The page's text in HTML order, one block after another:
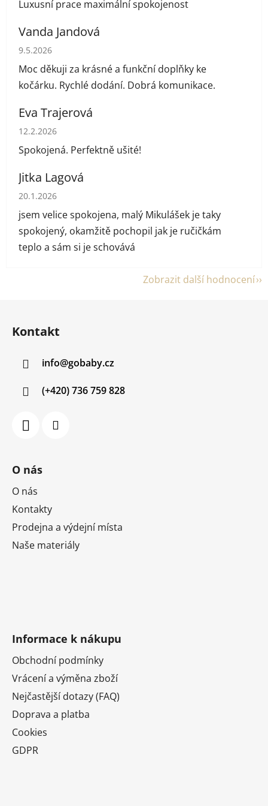
Luxusní prace maximální spokojenost
Vanda Jandová
Hodnocení obchodu je 5 z 5 hvězdiček.
9.5.2026
Moc děkuji za krásné a funkční doplňky ke
kočárku. Rychlé dodání. Dobrá komunikace.
Eva Trajerová
Hodnocení obchodu je 5 z 5 hvězdiček.
12.2.2026
Spokojená. Perfektně ušité!
Jitka Lagová
Hodnocení obchodu je 5 z 5 hvězdiček.
20.1.2026
jsem velice spokojena, malý Mikulášek je taky
spokojený, okamžitě pochopil jak je ručičkám
teplo a sám si je schovává
Zobrazit další hodnocení
Kontakt
info@gobaby.cz
(+420) 736 759 828
O nás
O nás
Kontakty
Prodejna a výdejní místa
Naše materiály
Informace k nákupu
Obchodní podmínky
Vrácení a výměna zboží
Nejčastější dotazy (FAQ)
Doprava a platba
Cookies
GDPR